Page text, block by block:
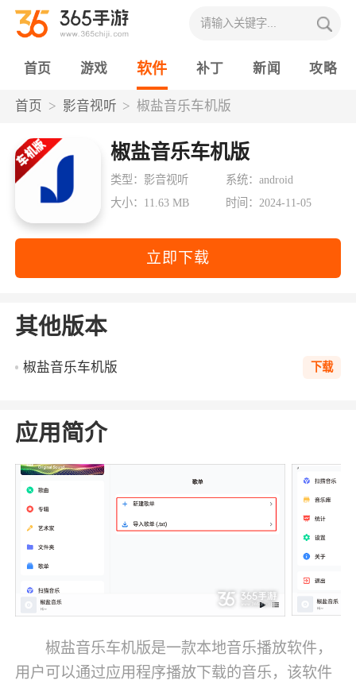
首页 游戏 软件 补丁 新闻 攻略
首页 影音视听 椒盐音乐车机版
椒盐音乐车机版
类型：影音视听
系统：android
大小：11.63 MB
时间：2024-11-05
立即下载
其他版本
椒盐音乐车机版 下载
应用简介
椒盐音乐车机版是一款本地音乐播放软件，
用户可以通过应用程序播放下载的音乐，该软件